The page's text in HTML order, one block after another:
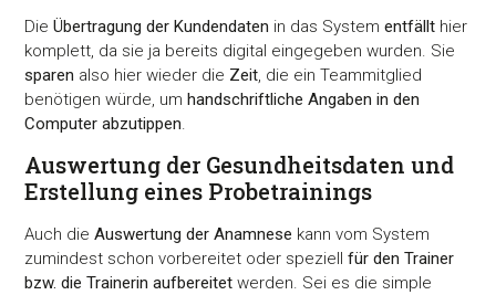
DieÜbertragung der Kundendaten in das Systementfällt hier
komplett, da sie ja bereits digital eingegeben wurden. Sie
sparen also hier wieder die Zeit, die ein Teammitglied
benötigen würde, umhandschriftliche Angaben in den
Computer abzutippen.
Auswertung der Gesundheitsdaten und
Erstellung eines Probetrainings
Auch dieAuswertung der Anamnese kann vom System
zumindest schon vorbereitet oder speziellfür den Trainer
bzw. die Trainerin aufbereitet werden. Sei es die simple